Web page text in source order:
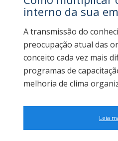
interno da sua
A transmissão do
preocupação atual das
conceito cada vez mais
programas de
melhoria de clima
Leia